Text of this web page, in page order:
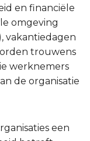
en financiële
omgeving
vakantiedagen
trouwens
werknemers
de organisatie
een